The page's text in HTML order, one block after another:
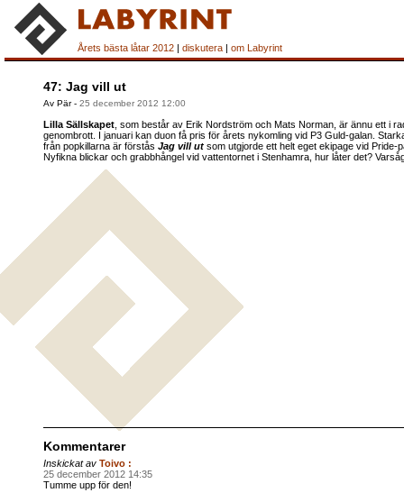
Årets bästa låtar 2012 | diskutera | om Labyrint
47: Jag vill ut
Av Pär- 25 december 2012 12:00
Lilla Sällskapet , som består av Erik Nordström och Mats Norman, är ännu ett i
genombrott. I januari kan duon få pris för årets nykomling vid P3 Guld-galan.
från popkillarna är förstås Jag vill ut som utgjorde ett helt eget ekipage vid Pride-
Nyfikna blickar och grabbhångel vid vattentornet i Stenhamra, hur låter det?
Kommentarer
Inskickat av Toivo :
25 december 2012 14:35
Tumme upp för den!